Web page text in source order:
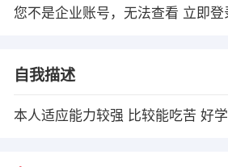
您不是企业账号，无法查看 立即登
自我描述
本人适应能力较强 比较能吃苦 好学